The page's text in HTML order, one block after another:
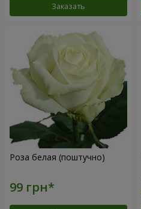
Заказать
Роза белая (поштучно)